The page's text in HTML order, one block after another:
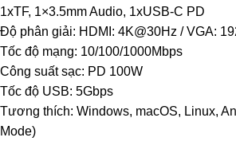
1xTF, 1×3.5mm Audio, 1xUSB-C PD
Độ phân giải: HDMI: 4K@30Hz / VGA:
Tốc độ mạng: 10/100/1000Mbps
Công suất sạc: PD 100W
Tốc độ USB: 5Gbps
Tương thích: Windows, macOS, Linux,
Mode)